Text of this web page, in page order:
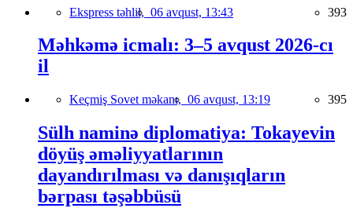
Ekspress təhlil, 06 avqust, 13:43 393
Məhkəmə icmalı: 3–5 avqust 2026-cı
il
Keçmiş Sovet məkanı, 06 avqust, 13:19 395
Sülh naminə diplomatiya: Tokayevin
döyüş əməliyyatlarının
dayandırılması və danışıqların
bərpası təşəbbüsü